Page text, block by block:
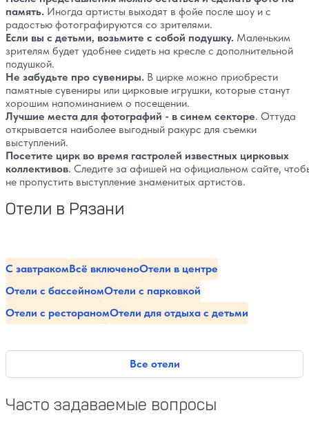
память. Иногда артисты выходят в фойе после шоу и с
радостью фотографируются со зрителями.
Если вы с детьми, возьмите с собой подушку. Маленьким
зрителям будет удобнее сидеть на кресле с дополнительной
подушкой.
Не забудьте про сувениры. В цирке можно приобрести
памятные сувениры или цирковые игрушки, которые станут
хорошим напоминанием о посещении.
Лучшие места для фотографий - в синем секторе. Оттуда
открывается наиболее выгодный ракурс для съемки
выступлений.
Посетите цирк во время гастролей известных цирковых
коллективов. Следите за афишей на официальном сайте,
не пропустить выступление знаменитых артистов.
Отели в Рязани
Все отели
С завтракомВсё включеноОтели в центре
Отели с бассейномОтели с парковкой
Отели с рестораномОтели для отдыха с детьми
Часто задаваемые вопросы